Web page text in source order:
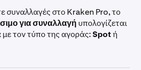
συναλλαγές στο Kraken Pro, το
για συναλλαγή υπολογίζεται
τον τύπο της αγοράς:Spotή